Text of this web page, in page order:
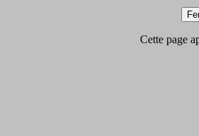
Cette page